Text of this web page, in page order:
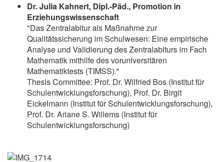
Dr. Julia Kahnert, Dipl.-Päd., Promotion in
Erziehungswissenschaft
"Das Zentralabitur als Maßnahme zur
Qualitätssicherung im Schulwesen: Eine empirische
Analyse und Validierung des Zentralabiturs im Fach
Mathematik mithilfe des voruniversitären
Mathematiktests (TIMSS)."
Thesis Committee: Prof. Dr. Wilfried Bos (Institut für
Schulentwicklungsforschung), Prof. Dr. Birgit
Eickelmann (Institut für Schulentwicklungsforschung),
Prof. Dr. Ariane S. Willems (Institut für
Schulentwicklungsforschung)